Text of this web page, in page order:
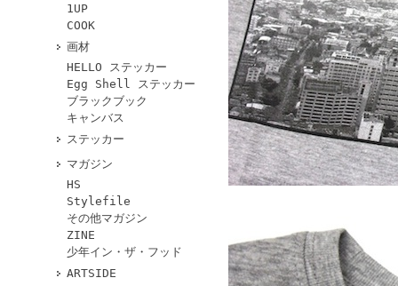
1UP
COOK
画材
HELLO ステッカー
Egg Shell ステッカー
ブラックブック
キャンバス
ステッカー
マガジン
HS
Stylefile
その他マガジン
ZINE
少年イン・ザ・フッド
ARTSIDE